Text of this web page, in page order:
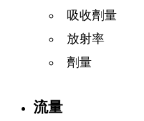
吸收劑量
放射率
劑量
流量